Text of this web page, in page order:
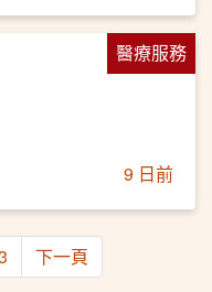
醫療服務
9 日前
下一頁